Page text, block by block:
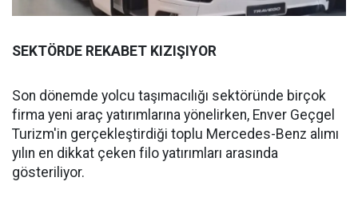
SEKTÖRDE REKABET KIZIŞIYOR
Son dönemde yolcu taşımacılığı sektöründe birçok
firma yeni araç yatırımlarına yönelirken, Enver Geçgel
Turizm'in gerçekleştirdiği toplu Mercedes-Benz alımı
yılın en dikkat çeken filo yatırımları arasında
gösteriliyor.